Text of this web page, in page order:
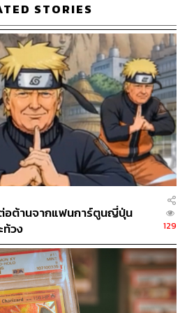
นิค’ ( Sonic) คาแรกเตอร์ที่หลาย
ป็นอย่างดีจากค่ายเกมสัญชาติ
งเกมดัง ไม่ว่าจะเป็นStreet
ลฯ โดยในงาน TGS 2022 ถือเป็น
บปะกับเกมเมอร์ชาวไทยกันถึงที่
กมใหม่ของค่ายอย่าง ‘Sonic
ญภัยไขปริศนาที่เพิ่งปล่อยตัวอย่าง
Show เมื่อช่วงกลางเดือนกันยายน
STORIES
อต้านจากแฟนการ์ตูนญี่ปุ่น
ท้วง
129